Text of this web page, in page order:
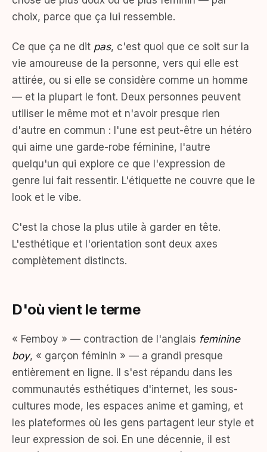
choix, parce que ça lui ressemble.
Ce que ça ne dit pas, c'est quoi que ce soit sur la
vie amoureuse de la personne, vers qui elle est
attirée, ou si elle se considère comme un homme
— et la plupart le font. Deux personnes peuvent
utiliser le même mot et n'avoir presque rien
d'autre en commun : l'une est peut-être un hétéro
qui aime une garde-robe féminine, l'autre
quelqu'un qui explore ce que l'expression de
genre lui fait ressentir. L'étiquette ne couvre que le
look et le vibe.
C'est la chose la plus utile à garder en tête.
L'esthétique et l'orientation sont deux axes
complètement distincts.
D'où vient le terme
« Femboy » — contraction de l'anglais feminine
boy, « garçon féminin » — a grandi presque
entièrement en ligne. Il s'est répandu dans les
communautés esthétiques d'internet, les sous-
cultures mode, les espaces anime et gaming, et
les plateformes où les gens partagent leur style et
leur expression de soi. En une décennie, il est